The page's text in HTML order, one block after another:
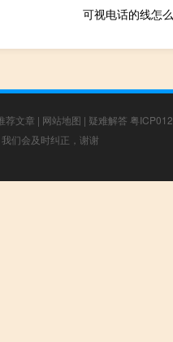
可视电话的线怎
荐文章 | 网站地图 | 疑难解答 粤
们会及时纠正，谢谢